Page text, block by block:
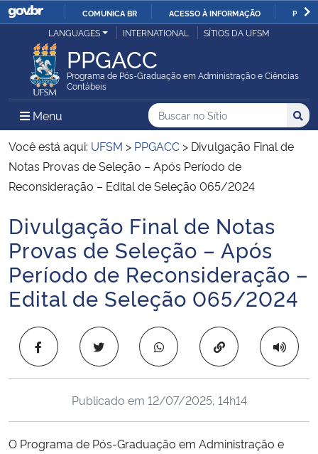
IR
O
COMUNICA BR ACESSO À INFORMAÇÃO
Ministério da Justiça e Segurança Pública
Ministério da Defesa
Ministério das Relações Exteriores
Ministério da Economia
Ministério da Infraestrutura
Ministério da Agricultura, Pecuária e Abastecimento
Ministério da Educação
Ministério da Cidadania
Ministério da Saúde
Ministério de Minas e Energia
Ministério da Ciência, Tecnologia, Inovações e Comunicações
LANGUAGES INTERNATIONAL SÍTIOS DA UFSM
PPGACC
Programa de Pós-Graduação em Administração e Ciências
Contábeis
Menu Menu Principal do Sítio
Busca
Buscar no no Sítio
Busca:
Você está aqui: UFSM > PPGACC > Divulgação Final de
Notas Provas de Seleção – Após Período de
Reconsideração – Edital de Seleção 065/2024
Início do conteúdo
Divulgação Final de Notas
Provas de Seleção – Após
Período de Reconsideração –
Edital de Seleção 065/2024
Copiar para área
Publicado em 12/07/2025, 14h14
O Programa de Pós-Graduação em Administração e